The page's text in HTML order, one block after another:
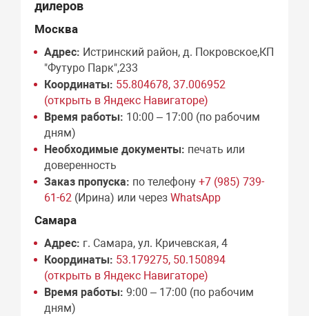
дилеров
Москва
Адрес: Истринский район, д. Покровское,КП
"Футуро Парк",233
Координаты: 55.804678, 37.006952
(открыть в Яндекс Навигаторе)
Время работы: 10:00 – 17:00 (по рабочим
дням)
Необходимые документы: печать или
доверенность
Заказ пропуска: по телефону+7 (985) 739-
61-62 (Ирина) или черезWhatsApp
Самара
Адрес: г. Самара, ул. Кричевская, 4
Координаты: 53.179275, 50.150894
(открыть в Яндекс Навигаторе)
Время работы: 9:00 – 17:00 (по рабочим
дням)